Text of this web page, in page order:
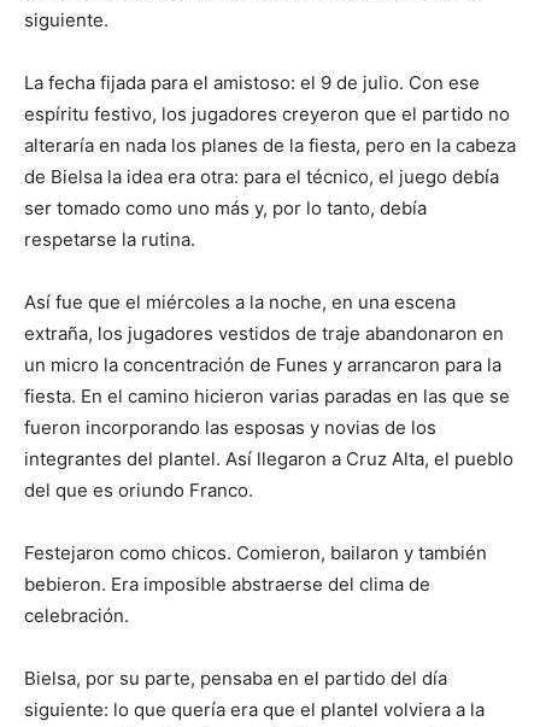
siguiente.
La fecha fijada para el amistoso: el 9 de julio. Con ese
espíritu festivo, los jugadores creyeron que el partido no
alteraría en nada los planes de la fiesta, pero en la cabeza
de Bielsa la idea era otra: para el técnico, el juego debía
ser tomado como uno más y, por lo tanto, debía
respetarse la rutina.
Así fue que el miércoles a la noche, en una escena
extraña, los jugadores vestidos de traje abandonaron en
un micro la concentración de Funes y arrancaron para la
fiesta. En el camino hicieron varias paradas en las que se
fueron incorporando las esposas y novias de los
integrantes del plantel. Así llegaron a Cruz Alta, el pueblo
del que es oriundo Franco.
Festejaron como chicos. Comieron, bailaron y también
bebieron. Era imposible abstraerse del clima de
celebración.
Bielsa, por su parte, pensaba en el partido del día
siguiente: lo que quería era que el plantel volviera a la